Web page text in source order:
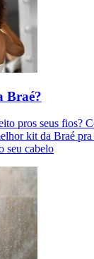
Braé?
pros seus fios?
kit da Braé pra
seu cabelo